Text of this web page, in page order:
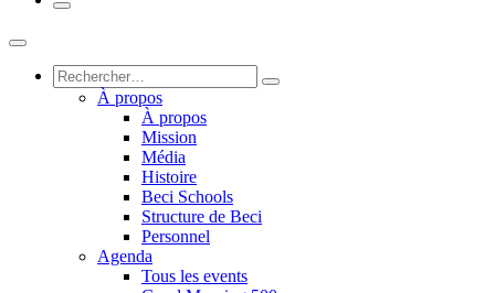
À propos
À propos
Mission
Média
Histoire
Beci Schools
Structure de Beci
Personnel
Agenda
Tous les events